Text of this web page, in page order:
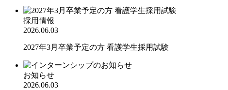
採用情報
2026.06.03
2027年3月卒業予定の方 看護学生採用試験
お知らせ
2026.06.03